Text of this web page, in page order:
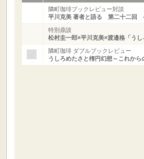
隣町珈琲ブックレビュー対談
平川克美 著者と語る 第二十二
特別鼎談
松村圭一郎×平川克美×渡邉格「う
隣町珈琲 ダブルブックレビュー
うしろめたさと楕円幻想～これか